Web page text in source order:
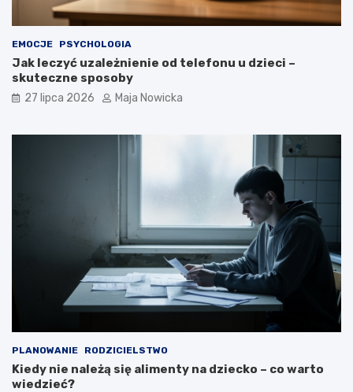
EMOCJE PSYCHOLOGIA
Jak leczyć uzależnienie od telefonu u dzieci –
skuteczne sposoby
27 lipca 2026 Maja Nowicka
PLANOWANIE RODZICIELSTWO
Kiedy nie należą się alimenty na dziecko – co warto
wiedzieć?